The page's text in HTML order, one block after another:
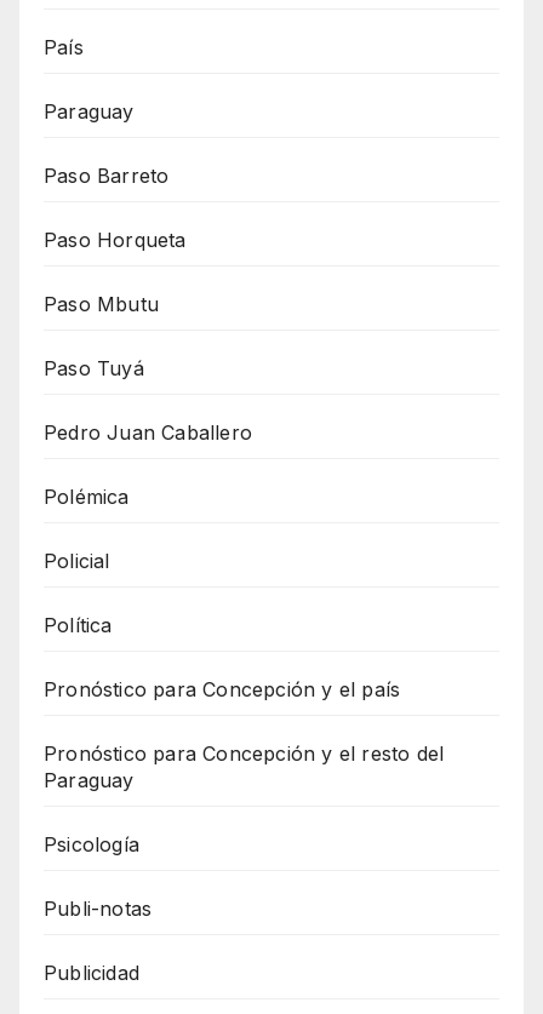
País
Paraguay
Paso Barreto
Paso Horqueta
Paso Mbutu
Paso Tuyá
Pedro Juan Caballero
Polémica
Policial
Política
Pronóstico para Concepción y el país
Pronóstico para Concepción y el resto del
Paraguay
Psicología
Publi-notas
Publicidad